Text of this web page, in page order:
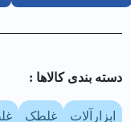
دسته بندی کالا‌ها :
ابزارآلات غلطک